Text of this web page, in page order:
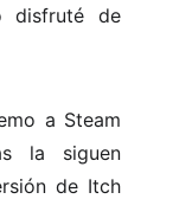
disfruté de
a Steam
la siguen
de Itch